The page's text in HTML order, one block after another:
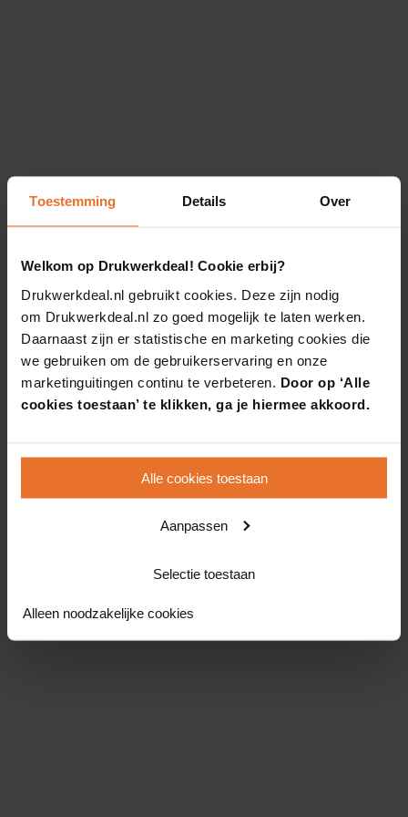
Toestemming Details Over
Welkom op Drukwerkdeal! Cookie erbij?
Drukwerkdeal.nl gebruikt cookies. Deze zijn nodig
om Drukwerkdeal.nl zo goed mogelijk te laten werken.
Daarnaast zijn er statistische en marketing cookies die
we gebruiken om de gebruikerservaring en onze
marketinguitingen continu te verbeteren. Door op ‘Alle
cookies toestaan’ te klikken, ga je hiermee akkoord.
Alle cookies toestaan
Aanpassen
Selectie toestaan
Alleen noodzakelijke cookies